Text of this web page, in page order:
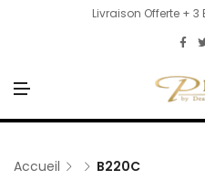
Livraison Offerte +
N
U
Accueil B220C